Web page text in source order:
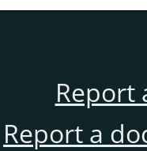
Report
Report a